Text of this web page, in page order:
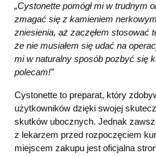
„Cystonette pomógł mi w trudnym
zmagać się z kamieniem
zniesienia, aż zaczęłem stosować
że nie musiałem się udać na
mi w naturalny sposób pozbyć się
polecam!”
Cystonette to preparat, który
użytkowników dzięki swojej
skutków ubocznych. Jednak
z lekarzem przed rozpoczęciem
miejscem zakupu jest oficjalna